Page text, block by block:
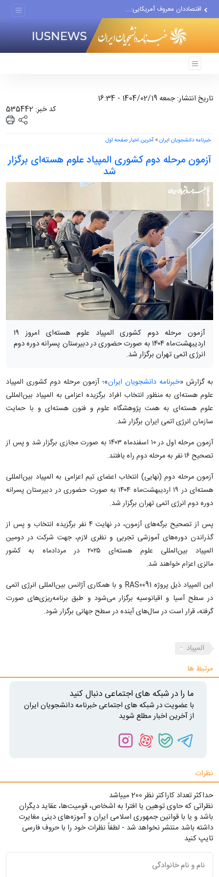
اقتصاددان معروف آمریکایی:...
هفته جاری فقط ۶ نفتکش از...
تاریخ انتشار: جمعه 1404/02/19 - 16:34
کد خبر: 535442
خبرنامه دانشجویان ایران> آخرین اخبار صفحه اول
آزمون مرحله دوم کشوری المپیاد علوم هسته‌ای برگزار
شد
آزمون مرحله دوم کشوری المپیاد علوم هسته‌ای امروز ۱۹
اردیبهشت‌ماه ۱۴۰۴ به صورت حضوری در دبیرستان پسرانه دوره دوم
انرژی اتمی تهران برگزار شد.
به گزارش «خبرنامه دانشجویان ایران»؛ آزمون مرحله دوم کشوری المپیاد
علوم هسته‌ای به منظور انتخاب افراد برگزیده اعزامی به المپیاد بین‌المللی
علوم هسته‌ای به همت پژوهشگاه علوم و فنون هسته‌ای و با حمایت
سازمان انرژی اتمی ایران برگزار شد.
آزمون مرحله اول در ۱۰ اسفندماه ۱۴۰۳ به صورت مجازی برگزار شد و پس از
تصحیح ۱۶ نفر به مرحله دوم راه یافتند.
آزمون مرحله دوم (نهایی) انتخاب اعضای تیم اعزامی به المپیاد بین‌المللی
هسته‌ای در ۱۹ اردیبهشت‌ماه ۱۴۰۴ به صورت حضوری در دبیرستان پسرانه
دوره دوم انرژی اتمی تهران برگزار شد.
پس از تصحیح برگه‌های آزمون، در نهایت ۴ نفر برگزیده انتخاب و پس از
گذراندن دوره‌های آموزشی تجربی و نظری لازم، جهت شرکت در دومین
المپیاد بین‌المللی علوم هسته‌ای ۲۰۲۵ در مردادماه به کشور
مالزی اعزام خواهند شد.
این المپیاد ذیل پروژه RAS0091 و با همکاری آژانس بین‌المللی انرژی اتمی
در سطح آسیا و اقیانوسیه برگزار می‌شود و طبق برنامه‌ریزی‌های صورت
گرفته، قرار است در سال‌های آینده در سطح جهانی برگزار شود.
المپیاد
مرتبط ها
ما را در شبکه های اجتماعی دنبال کنید
با عضویت در شبکه های اجتماعی خبرنامه دانشجویان ایران
از آخرین اخبار مطلع شوید
نظرات
حداکثر تعداد کاراکتر نظر 200 ميياشد
نظراتی که حاوی توهین یا افترا به اشخاص، قومیت‌ها، عقاید دیگران
باشد و یا با قوانین جمهوری اسلامی ایران و آموزه‌های دینی مغایرت
داشته باشد منتشر نخواهد شد - لطفاً نظرات خود را با حروف فارسی
تایپ کنید